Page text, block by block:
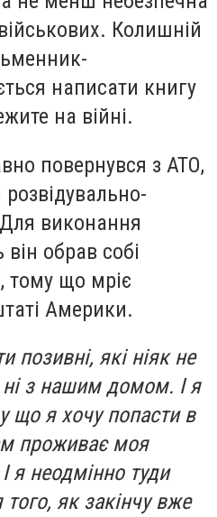
Колишній
написати книгу
на війні.
повернувся з АТО,
виконання
обрав собі
тому що мріє
Америки.
позивні, які ніяк не
ні з нашим домом. І я
що я хочу попасти в
проживає моя
я неодмінно туди
як закінчу вже